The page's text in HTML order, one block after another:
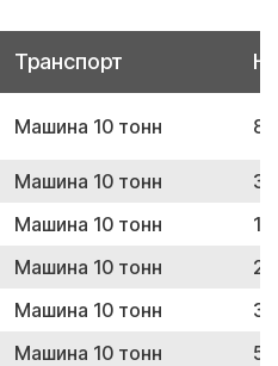
Транспорт
Машина 10 тонн
Машина 10 тонн
Машина 10 тонн
Машина 10 тонн
Машина 10 тонн
Машина 10 тонн